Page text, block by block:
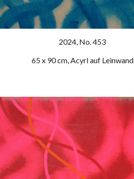
2024, No. 453
65 x 90 cm, Acyrl auf Leinwand